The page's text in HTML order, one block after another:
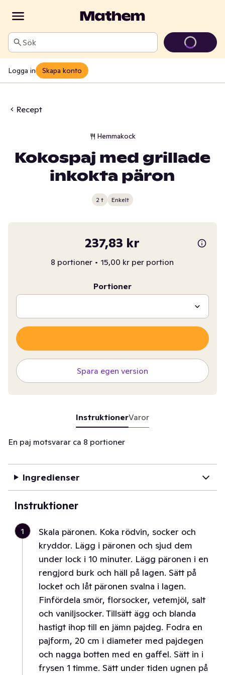
Sök
Logga in Skapa konto
Recept
Hemmakock
Kokospaj med grillade
inkokta päron
2 t Enkelt
237,83 kr
8 portioner • 15,00 kr per portion
Portioner
Spara egen version
InstruktionerVaror
En paj motsvarar ca 8 portioner
Ingredienser
Instruktioner
1
Skala päronen. Koka rödvin, socker och
kryddor. Lägg i päronen och sjud dem
under lock i 10 minuter. Lägg päronen i en
rengjord burk och häll på lagen. Sätt på
locket och låt päronen svalna i lagen.
Finfördela smör, florsocker, vetemjöl, salt
och vaniljsocker. Tillsätt ägg och blanda
hastigt ihop till en jämn pajdeg. Fodra en
pajform, 20 cm i diameter med pajdegen
och nagga botten med en gaffel. Sätt in i
frysen 1 timme. Sätt under tiden ugnen på